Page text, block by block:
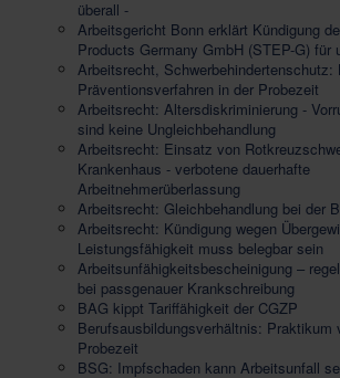
überall -
Arbeitsgericht Bonn erklärt Kündigung
Products Germany GmbH (STEP-G) für
Arbeitsrecht, Schwerbehindertenschutz:
Präventionsverfahren in der Probezeit
Arbeitsrecht: Altersdiskriminierung -
sind keine Ungleichbehandlung
Arbeitsrecht: Einsatz von
Krankenhaus - verbotene dauerhafte
Arbeitnehmerüberlassung
Arbeitsrecht: Gleichbehandlung bei der
Arbeitsrecht: Kündigung wegen
Leistungsfähigkeit muss belegbar sein
Arbeitsunfähigkeitsbescheinigung –
bei passgenauer Krankschreibung
BAG kippt Tariffähigkeit der CGZP
Berufsausbildungsverhältnis: Praktikum
Probezeit
BSG: Impfschaden kann Arbeitsunfall